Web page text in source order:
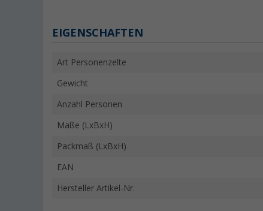
EIGENSCHAFTEN
Art Personenzelte
Gewicht
Anzahl Personen
Maße (LxBxH)
Packmaß (LxBxH)
EAN
Hersteller Artikel-Nr.